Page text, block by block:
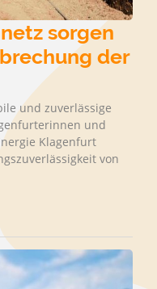
sorgen
der
und zuverlässige
und
Klagenfurt
von